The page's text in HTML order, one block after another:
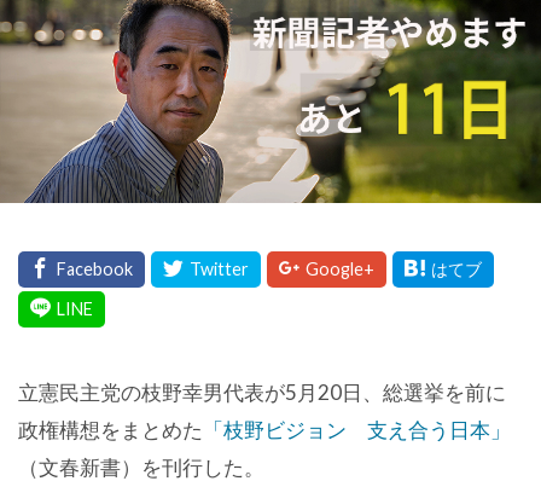
立憲民主党の枝野幸男代表が5月20日、総選挙を前に
政権構想をまとめた 「枝野ビジョン 支え合う日本」
（文春新書）を刊行した。